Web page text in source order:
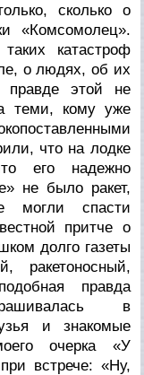
сколько о
«Комсомолец».
катастроф
о людях, об их
правде этой не
теми, кому уже
что на лодке
его надежно
не было ракет,
могли спасти
притче о
долго газеты
ракетоносный,
правда
в
и знакомые
очерка «У
встрече: «Ну,